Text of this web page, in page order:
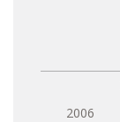
2006